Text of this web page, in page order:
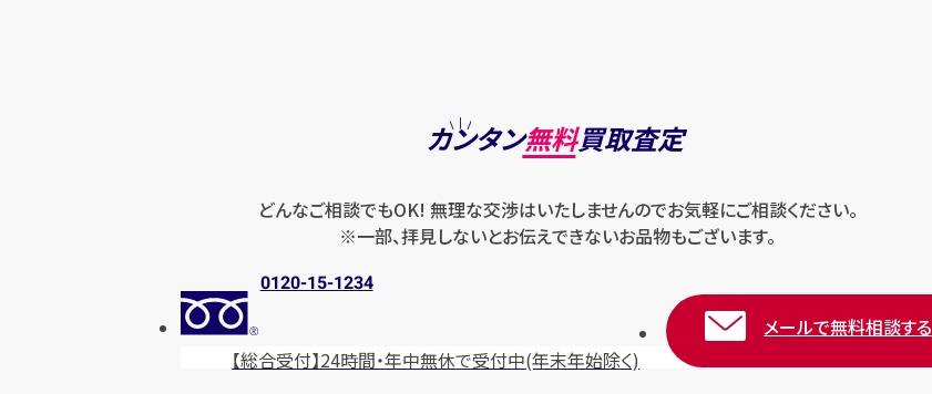
カンタン無料買取査定
どんなご相談でもOK! 無理な交渉はいたしませんのでお気軽にご相談ください。
※一部、拝見しないとお伝えできないお品物もございます。
0120-15-1234
【総合受付】24時間・年中無休で受付中(年末年始除く)
メールで無料相談する